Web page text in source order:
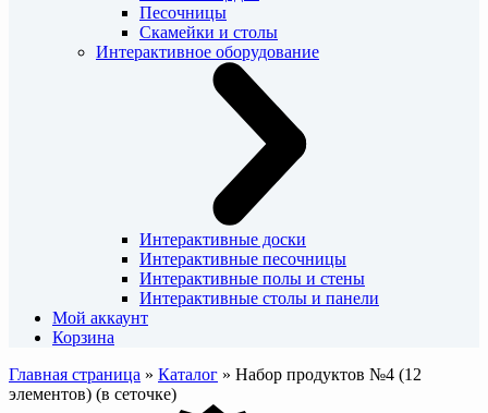
Песочницы
Скамейки и столы
Интерактивное оборудование
Интерактивные доски
Интерактивные песочницы
Интерактивные полы и стены
Интерактивные столы и панели
Мой аккаунт
Корзина
Главная страница » Каталог » Набор продуктов №4 (12
элементов) (в сеточке)